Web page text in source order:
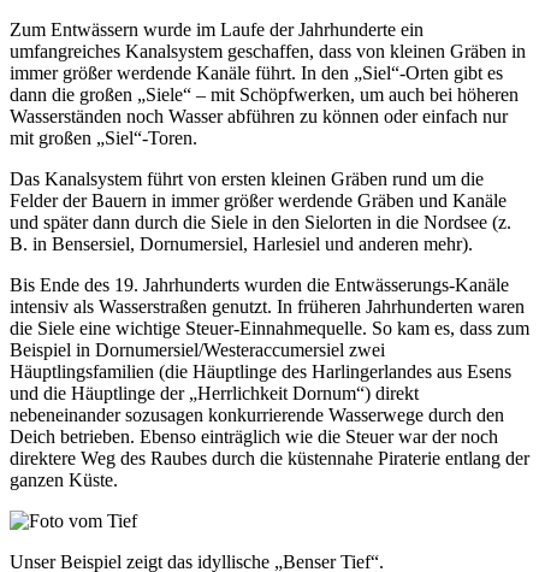
Zum Entwässern wurde im Laufe der Jahrhunderte ein
umfangreiches Kanalsystem geschaffen, dass von kleinen Gräben in
immer größer werdende Kanäle führt. In den „Siel“-Orten gibt es
dann die großen „Siele“ – mit Schöpfwerken, um auch bei höheren
Wasserständen noch Wasser abführen zu können oder einfach nur
mit großen „Siel“-Toren.
Das Kanalsystem führt von ersten kleinen Gräben rund um die
Felder der Bauern in immer größer werdende Gräben und Kanäle
und später dann durch die Siele in den Sielorten in die Nordsee (z.
B. in Bensersiel, Dornumersiel, Harlesiel und anderen mehr).
Bis Ende des 19. Jahrhunderts wurden die Entwässerungs-Kanäle
intensiv als Wasserstraßen genutzt. In früheren Jahrhunderten waren
die Siele eine wichtige Steuer-Einnahmequelle. So kam es, dass zum
Beispiel in Dornumersiel/Westeraccumersiel zwei
Häuptlingsfamilien (die Häuptlinge des Harlingerlandes aus Esens
und die Häuptlinge der „Herrlichkeit Dornum“) direkt
nebeneinander sozusagen konkurrierende Wasserwege durch den
Deich betrieben. Ebenso einträglich wie die Steuer war der noch
direktere Weg des Raubes durch die küstennahe Piraterie entlang der
ganzen Küste.
Unser Beispiel zeigt das idyllische „Benser Tief“.